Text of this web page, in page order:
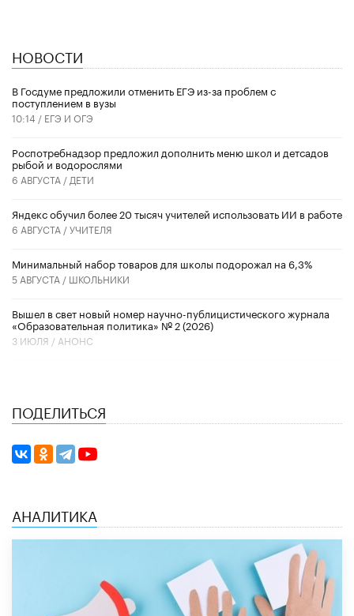
НОВОСТИ
В Госдуме предложили отменить ЕГЭ из-за проблем с
поступлением в вузы
10:14 / ЕГЭ И ОГЭ
Роспотребнадзор предложил дополнить меню школ и детсадов
рыбой и водорослями
6 АВГУСТА / ДЕТИ
​Яндекс обучил более 20 тысяч учителей использовать ИИ в работе
6 АВГУСТА /УЧИТЕЛЯ
Минимальный набор товаров для школы подорожал на 6,3%
5 АВГУСТА / ШКОЛЬНИКИ
Вышел в свет новый номер научно-публицистического журнала
«Образовательная политика» № 2 (2026)
3 ИЮЛЯ / АНОНС
ПОДЕЛИТЬСЯ
АНАЛИТИКА